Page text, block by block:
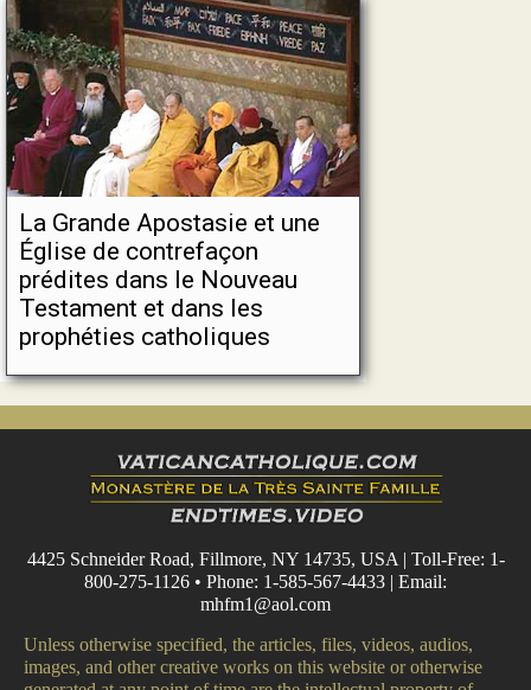
La Grande Apostasie et une
Église de contrefaçon
prédites dans le Nouveau
Testament et dans les
prophéties catholiques
4425 Schneider Road, Fillmore, NY 14735, USA | Toll-Free: 1-
800-275-1126 • Phone: 1-585-567-4433 | Email:
mhfm1@aol.com
Unless otherwise specified, the articles, files, videos, audios,
images, and other creative works on this website or otherwise